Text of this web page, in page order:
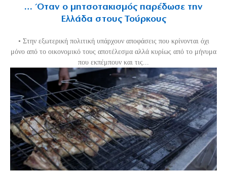
… Όταν ο μητσοτακισμός παρέδωσε την
Ελλάδα στους Τούρκους
• Στην εξωτερική πολιτική υπάρχουν αποφάσεις που κρίνονται όχι
μόνο από το οικονομικό τους αποτέλεσμα αλλά κυρίως από το μήνυμα
που εκπέμπουν και τις...